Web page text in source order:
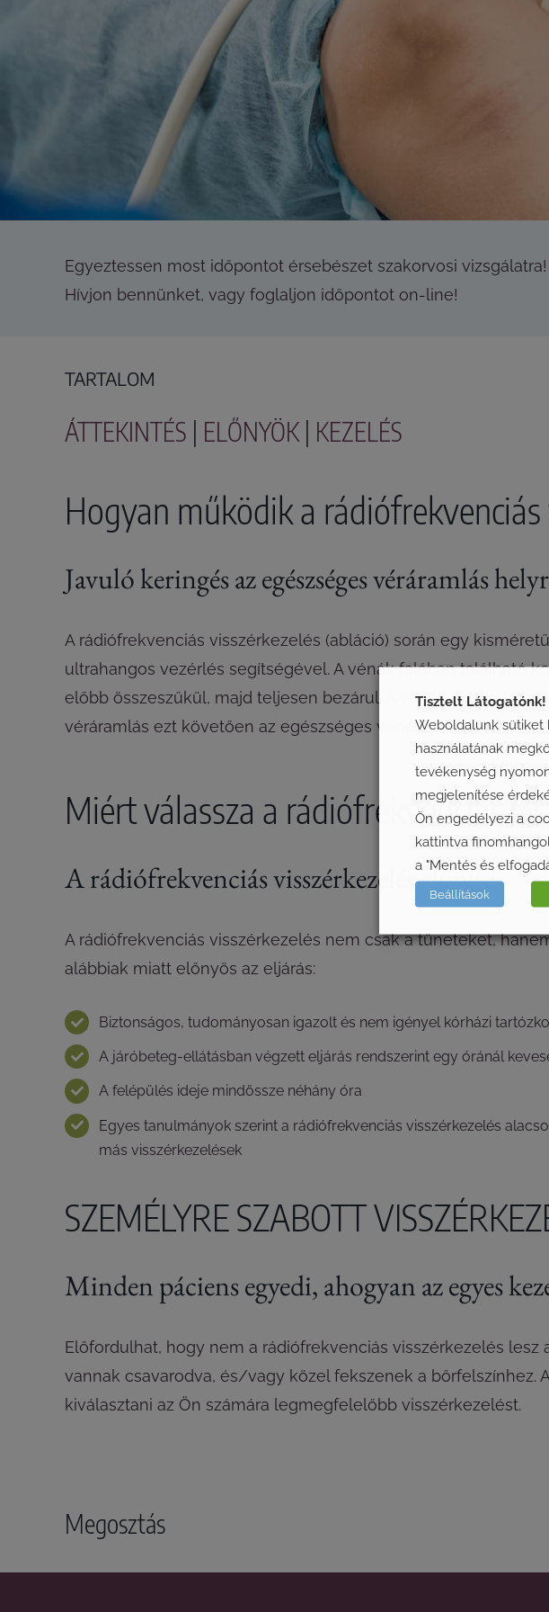
Egyeztessen most időpontot érsebészet szakorvosi vizsgálatra!
Hívjon bennünket, vagy foglaljon időpontot on-line!
TARTALOM
ÁTTEKINTÉS ELŐNYÖK| KEZELÉS
Hogyan működik a rádiófrekvenciás
Javuló keringés az egészséges véráramlás
A rádiófrekvenciás visszérkezelés (abláció) során egy
ultrahangos vezérlés segítségével. A vénák falában található
előbb összeszűkül, majd teljesen bezárul. A vénák
véráramlás ezt követően az egészséges vénákba terelődik át,
Miért válassza a rádiófrekvenciás
A rádiófrekvenciás visszérkezelés előnyei
A rádiófrekvenciás visszérkezelés nem csak a tüneteket,
alábbiak miatt előnyös az eljárás:
Biztonságos, tudományosan igazolt és nem igényel kórházi
A járóbeteg-ellátásban végzett eljárás rendszerint egy óránál
A felépülés ideje mindössze néhány óra
Egyes tanulmányok szerint a rádiófrekvenciás visszérkezelés
más visszérkezelések
SZEMÉLYRE SZABOTT
Minden páciens egyedi, ahogyan az egyes
Előfordulhat, hogy nem a rádiófrekvenciás visszérkezelés
vannak csavarodva, és/vagy közel fekszenek a
kiválasztani az Ön számára legmegfelelőbb visszérkezelést.
Megosztás
Tisztelt Látogatónk!
Weboldalunk sütiket
használatának
tevékenység
megjelenítése
Ön engedélyezi a
kattintva
a "Mentés és
Beállítások